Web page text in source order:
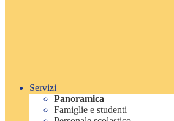
Servizi
Panoramica
Famiglie e studenti